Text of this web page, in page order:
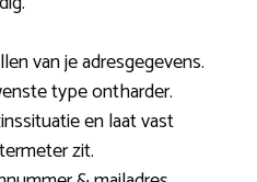
van je adresgegevens.
type ontharder.
en laat vast
zit.